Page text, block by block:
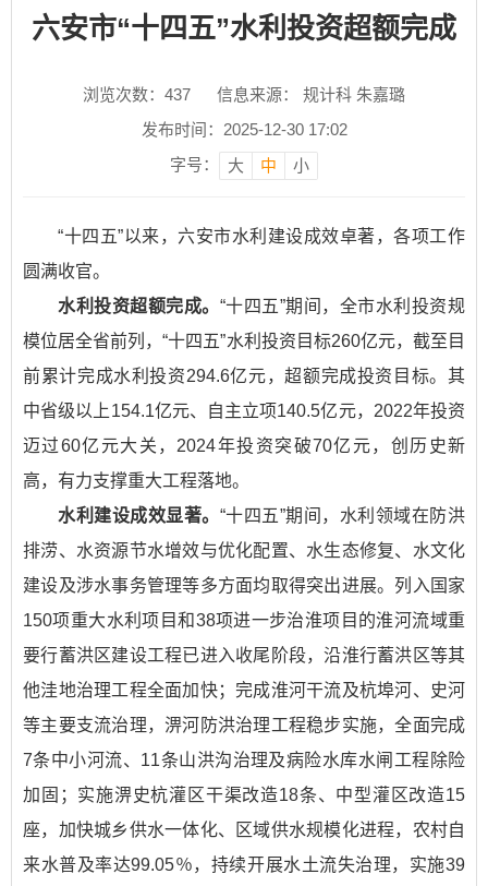
六安市“十四五”水利投资超额完成
浏览次数： 437
信息来源： 规计科 朱嘉璐
发布时间：2025-12-30 17:02
字号：
大 中 小
“十四五”以来，六安市水利建设成效卓著，各项工作
圆满收官。
水利投资超额完成。 “十四五”期间，全市水利投资规
模位居全省前列，“十四五”水利投资目标260亿元，截至目
前累计完成水利投资294.6亿元，超额完成投资目标。其
中省级以上154.1亿元、自主立项140.5亿元，2022年投资
迈过60亿元大关，2024年投资突破70亿元，创历史新
高，有力支撑重大工程落地。
水利建设成效显著。 “十四五”期间，水利领域在防洪
排涝、水资源节水增效与优化配置、水生态修复、水文化
建设及涉水事务管理等多方面均取得突出进展。列入国家
150项重大水利项目和38项进一步治淮项目的淮河流域重
要行蓄洪区建设工程已进入收尾阶段，沿淮行蓄洪区等其
他洼地治理工程全面加快；完成淮河干流及杭埠河、史河
等主要支流治理，淠河防洪治理工程稳步实施，全面完成
7条中小河流、11条山洪沟治理及病险水库水闸工程除险
加固；实施淠史杭灌区干渠改造18条、中型灌区改造15
座，加快城乡供水一体化、区域供水规模化进程，农村自
来水普及率达99.05％，持续开展水土流失治理，实施39